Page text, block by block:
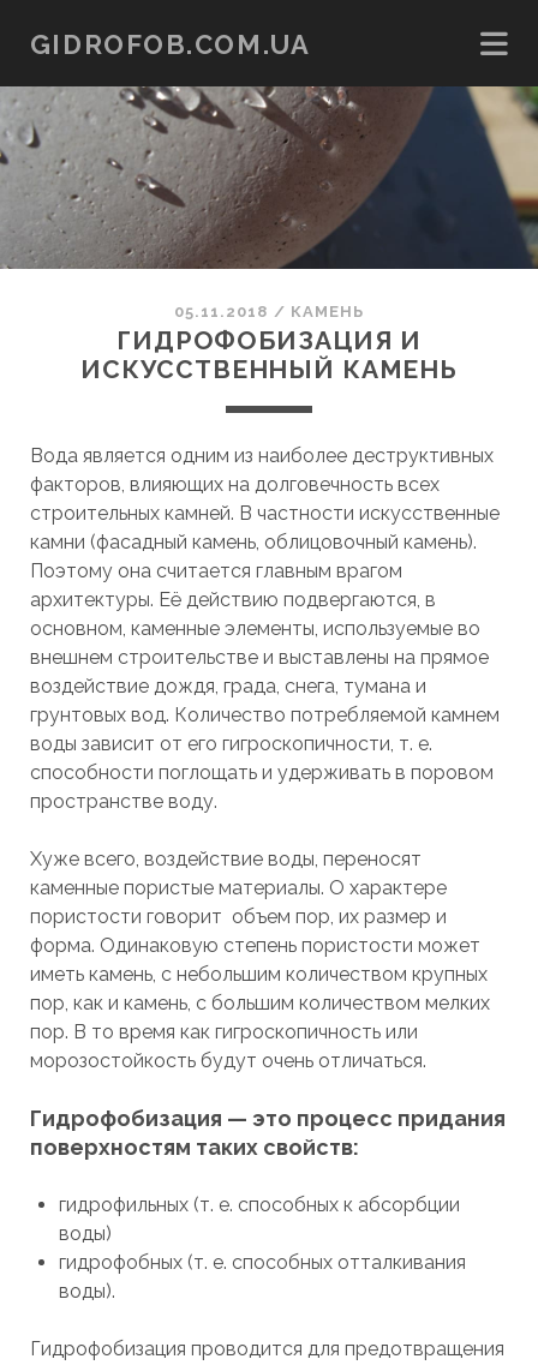
GIDROFOB.COM.UA
05.11.2018 / КАМЕНЬ
ГИДРОФОБИЗАЦИЯ И
ИСКУССТВЕННЫЙ КАМЕНЬ
Вода является одним из наиболее деструктивных
факторов, влияющих на долговечность всех
строительных камней. В частности искусственные
камни (фасадный камень, облицовочный камень).
Поэтому она считается главным врагом
архитектуры. Её действию подвергаются, в
основном, каменные элементы, используемые во
внешнем строительстве и выставлены на прямое
воздействие дождя, града, снега, тумана и
грунтовых вод. Количество потребляемой камнем
воды зависит от его гигроскопичности, т. е.
способности поглощать и удерживать в поровом
пространстве воду.
Хуже всего, воздействие воды, переносят
каменные пористые материалы. О характере
пористости говорит объем пор, их размер и
форма. Одинаковую степень пористости может
иметь камень, с небольшим количеством крупных
пор, как и камень, с большим количеством мелких
пор. В то время как гигроскопичность или
морозостойкость будут очень отличаться.
Гидрофобизация — это процесс придания
поверхностям таких свойств:
гидрофильных (т. е. способных к абсорбции
воды)
гидрофобных (т. е. способных отталкивания
воды).
Гидрофобизация проводится для предотвращения